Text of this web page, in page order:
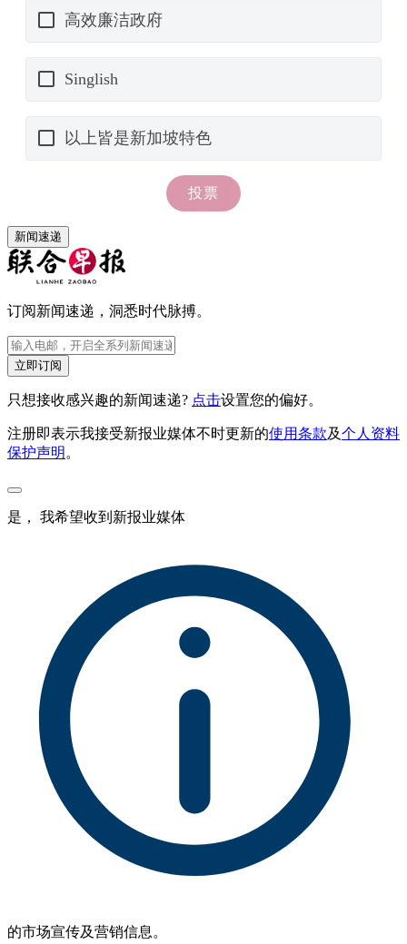
新闻速递
订阅新闻速递，洞悉时代脉搏。
立即订阅
只想接收感兴趣的新闻速递? 点击设置您的偏好。
注册即表示我接受新报业媒体不时更新的使用条款及个人资料
保护声明 。
是， 我希望收到新报业媒体
的市场宣传及营销信息。